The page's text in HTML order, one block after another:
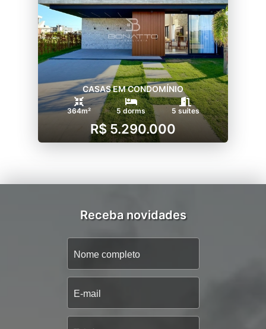
CASAS EM CONDOMÍNIO
364m² 5 dorms 5 suítes
R$ 5.290.000
Receba novidades